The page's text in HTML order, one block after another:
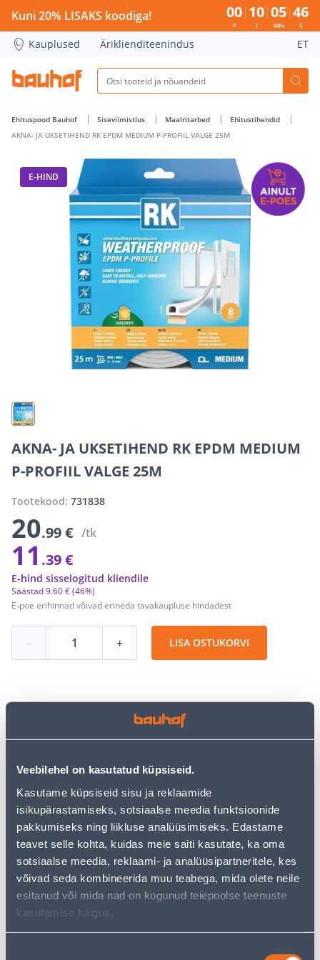
Veebilehel on kasutatud küpsiseid.
Kasutame küpsiseid sisu ja reklaamide
isikupärastamiseks, sotsiaalse meedia funktsioonide
pakkumiseks ning liikluse analüüsimiseks. Edastame
teavet selle kohta, kuidas meie saiti kasutate, ka oma
sotsiaalse meedia, reklaami- ja analüüsipartneritele, kes
võivad seda kombineerida muu teabega, mida olete neile
esitanud või mida nad on kogunud teiepoolse teenuste
kasutamise käigus.
AKNA- JA UKSETIHEND RK EPDM MEDIUM P-PROFIIL
Kuni 20% LISAKS koodiga! 00
P
10
T
05
MIN
45
S
Kauplused Äriklienditeenindus ET
Ehituspood Bauhof Siseviimistlus Maalritarbed
Ehitustihendid
AKNA- JA UKSETIHEND RK EPDM MEDIUM P-PROFIIL VALGE 25M
E-HIND
AKNA- JA UKSETIHEND RK EPDM MEDIUM
P-PROFIIL VALGE 25M
Tootekood: 731838
20.99 € /tk
11 .39 €
E-poe erihinnad võivad erineda tavakaupluse hindadest
Säästad9.60 €(46%)
E-hind sisselogitud kliendile
− + LISA OSTUKORVI
• Lihtsalt ja kiirelt paigaldatavad.
• Sobib 3 - 5 mm laiustesse vahedesse.
• Pakis on 25 m.
• 14-päevane tagastusõigus.
• HANKIJA LAOST TELLITAV TOODE
Eeldatav kojuvedu 3,69 € al. 14.08.2026
Tarne pakiautomaati al. 2,29 € al. 14.08.2026